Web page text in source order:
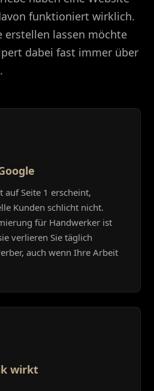
funktioniert wirklich.
erstellen lassen möchte
dabei fast immer über
auf Seite 1 erscheint,
Kunden schlicht nicht.
für Handwerker ist
verlieren Sie täglich
auch wenn Ihre Arbeit
wirkt